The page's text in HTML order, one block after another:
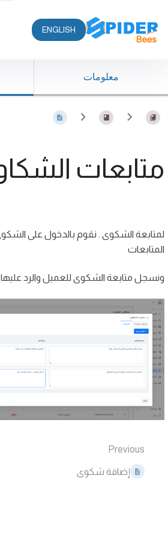
ENGLISH
معلومات
متابعات
لمتابعة الشكوى . نقوم بالدخول على
المتابعات
ونسجل متابعة الشكوى للعميل والرد عليها
Previous
إضافة شكوى